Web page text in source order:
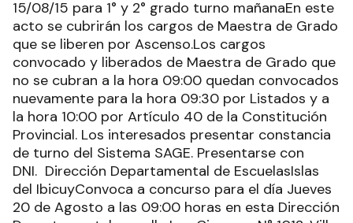
15/08/15 para 1° y 2° grado turno mañanaEn este
acto se cubrirán los cargos de Maestra de Grado
que se liberen por Ascenso.Los cargos
convocado y liberados de Maestra de Grado que
no se cubran a la hora 09:00 quedan convocados
nuevamente para la hora 09:30 por Listados y a
la hora 10:00 por Artículo 40 de la Constitución
Provincial. Los interesados presentar constancia
de turno del Sistema SAGE. Presentarse con
DNI. Dirección Departamental de EscuelasIslas
del IbicuyConvoca a concurso para el día Jueves
20 de Agosto a las 09:00 horas en esta Dirección